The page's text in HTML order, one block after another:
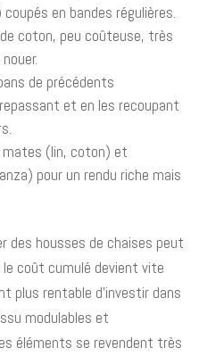
en bandes régulières.
coton, peu coûteuse, très
de précédents
et en les recoupant
mates (lin, coton) et
pour un rendu riche mais
des housses de chaises peut
coût cumulé devient vite
plus rentable d’investir dans
modulables et
éléments se revendent très